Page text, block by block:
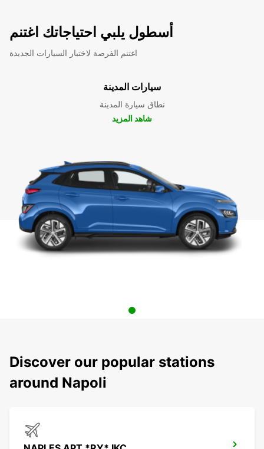
أسطول يلبي احتياجاتك اغتنم
اغتنم الفرصة لاختبار السيارات الجديدة
سيارات المدينة
نطاق سيارة المدينة
شاهد المزيد
Discover our popular stations
around Napoli